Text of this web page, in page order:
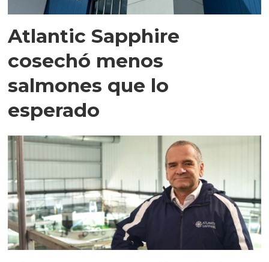
Atlantic Sapphire
cosechó menos
salmones que lo
esperado